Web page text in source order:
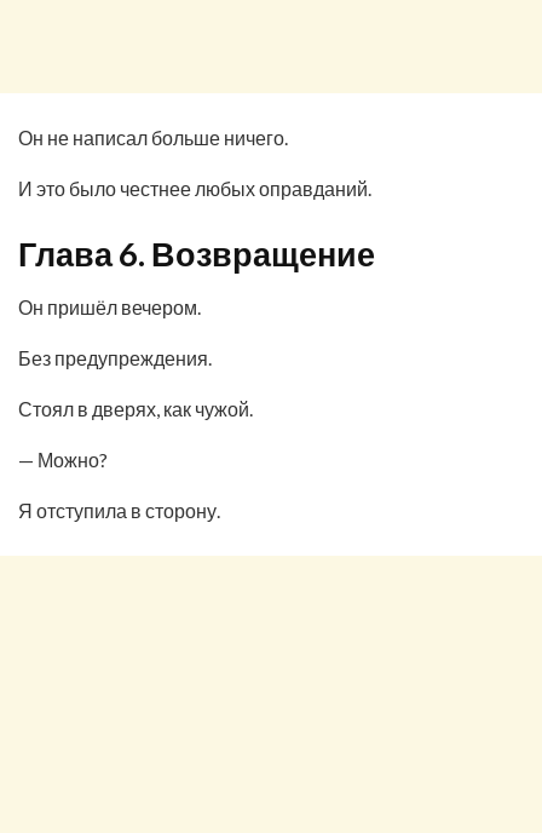
Он не написал больше ничего.
И это было честнее любых оправданий.
Глава 6. Возвращение
Он пришёл вечером.
Без предупреждения.
Стоял в дверях, как чужой.
— Можно?
Я отступила в сторону.